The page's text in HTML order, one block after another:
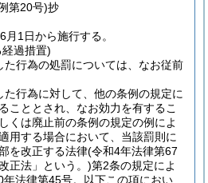
第20号)抄
1日から施行する。
過措置)
た行為の処罰については、なお従前
た行為に対して、他の条例の規定に
こととされ、なお効力を有するこ
くは廃止前の条例の規定の例によ
用する場合において、当該罰則に
を改正する法律(令和4年法律第67
正法」という。)第2条の規定によ
年法律第45号。以下この項におい